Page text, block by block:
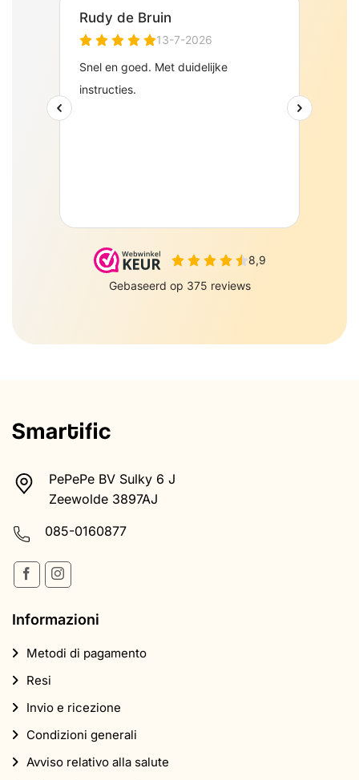
PePePe BV Sulky 6 J
Zeewolde 3897AJ
085-0160877
Informazioni
Metodi di pagamento
Resi
Invio e ricezione
Condizioni generali
Avviso relativo alla salute